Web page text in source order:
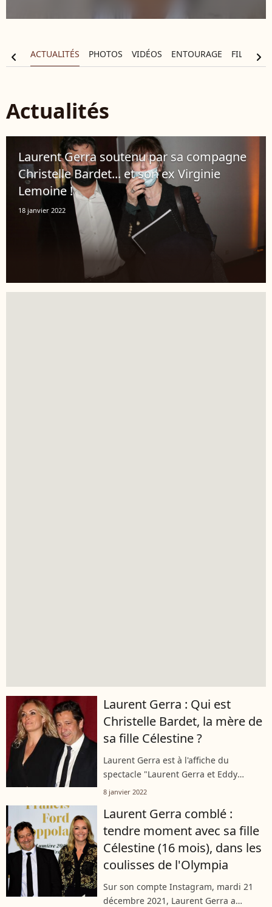
ACTUALITÉS PHOTOS VIDÉOS ENTOURAGE
chevron_left chevron_right
Actualités
Laurent Gerra soutenu par sa compagne
Christelle Bardet... et son ex Virginie
Lemoine !
18 janvier 2022
Laurent Gerra : Qui est
Christelle Bardet, la mère de
sa fille Célestine ?
Laurent Gerra est à l'affiche du
spectacle "Laurent Gerra et Eddy
Mitchell : A crédit et sans stéréo",
chose est sûre : sa fille Célestine et...
8 janvier 2022
Laurent Gerra comblé :
tendre moment avec sa fille
Célestine (16 mois), dans les
coulisses de l'Olympia
Sur son compte Instagram, mardi 21
décembre 2021, Laurent Gerra a